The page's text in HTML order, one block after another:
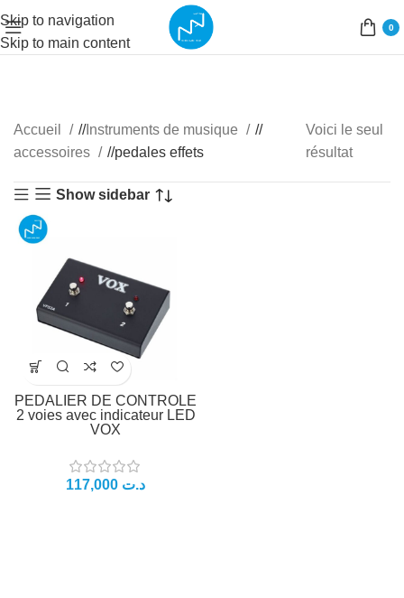
Skip to navigation
Skip to main content
0
Accueil / Instruments de musique
/
accessoires
/ pedales effets
Voici le seul
résultat
Show sidebar
PEDALIER DE CONTROLE
2 voies avec indicateur LED
VOX
د.ت